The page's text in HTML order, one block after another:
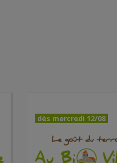
dès mercredi 12/08